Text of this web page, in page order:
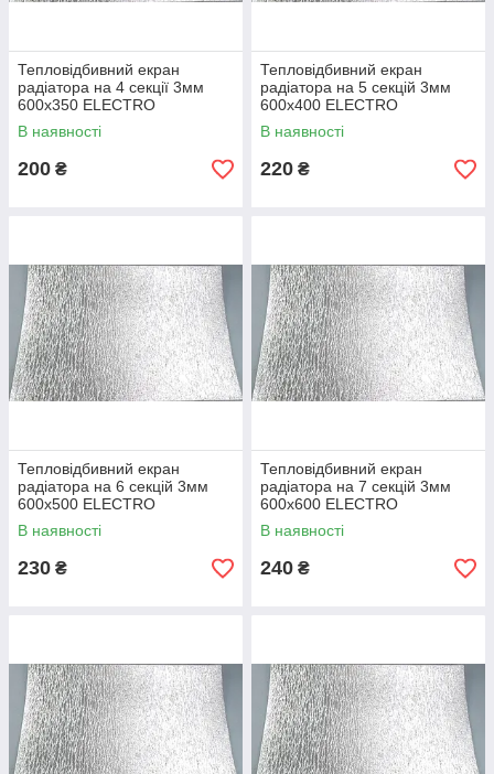
Тепловідбивний екран
радіатора на 4 секції 3мм
600х350 ELECTRO
В наявності
200 ₴
Тепловідбивний екран
радіатора на 5 секцій 3мм
600х400 ELECTRO
В наявності
220 ₴
Тепловідбивний екран
радіатора на 6 секцій 3мм
600х500 ELECTRO
В наявності
230 ₴
Тепловідбивний екран
радіатора на 7 секцій 3мм
600х600 ELECTRO
В наявності
240 ₴